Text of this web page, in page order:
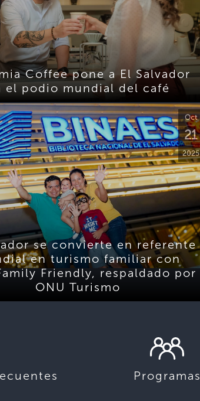
Coffee pone a El Salvador
el podio mundial del café
Oct
21
2025
se convierte en referente
en turismo familiar con
Friendly, respaldado por
ONU Turismo
Programas